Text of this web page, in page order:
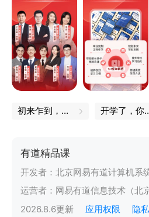
初来乍到，一定不能错过的小技巧 开学了，你
有道精品课
开发者： 北京网易有道计算机系
运营者： 网易有道信息技术（北
2026.8.6更新 应用权限 隐